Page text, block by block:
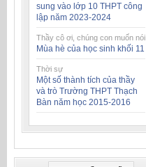
sung vào lớp 10 THPT công
lập năm 2023-2024
Thầy cô ơi, chúng con muốn nói
Mùa hè của học sinh khối 11
Thời sự
Một số thành tích của thầy
và trò Trường THPT Thạch
Bàn năm học 2015-2016